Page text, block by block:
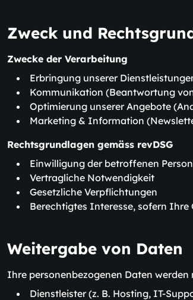
Zweck und
Zwecke der Verarbeitung
Erbringung unserer
Kommunikation (Beantwortung
Optimierung unserer Angebote
Marketing & Information
Rechtsgrundlagen gemäss revDSG
Einwilligung der betroffenen Person
Vertragliche Notwendigkeit
Gesetzliche Verpflichtungen
Berechtigtes Interesse, sofern
Weitergabe von Daten
Ihre personenbezogenen Daten
Dienstleister (z. B. Hosting, IT-